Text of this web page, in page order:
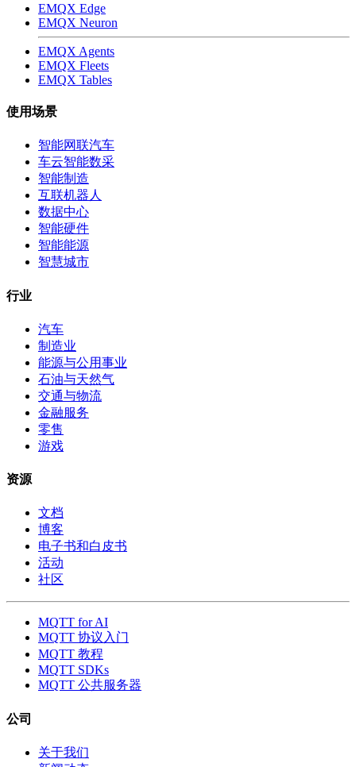
EMQX Edge
EMQX Neuron
EMQX Agents
EMQX Fleets
EMQX Tables
使用场景
智能网联汽车
车云智能数采
智能制造
互联机器人
数据中心
智能硬件
智能能源
智慧城市
行业
汽车
制造业
能源与公用事业
石油与天然气
交通与物流
金融服务
零售
游戏
资源
文档
博客
电子书和白皮书
活动
社区
MQTT for AI
MQTT 协议入门
MQTT 教程
MQTT SDKs
MQTT 公共服务器
公司
关于我们